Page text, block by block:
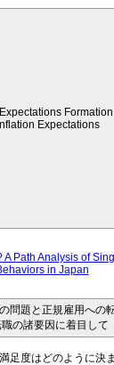
Expectations
Path Analysis of
in Japan
問題と正規雇用への
の諸要因に着目して
足度はどのように決